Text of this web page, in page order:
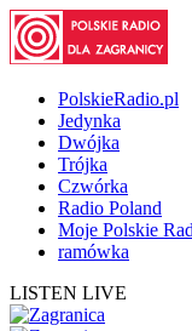
PolskieRadio.pl
Jedynka
Dwójka
Trójka
Czwórka
Radio Poland
Moje Polskie
ramówka
LISTEN LIVE